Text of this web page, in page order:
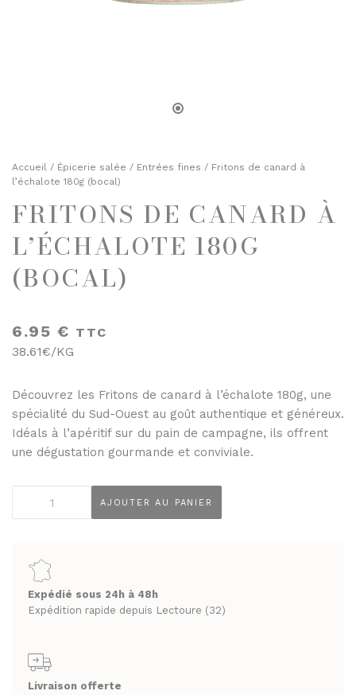
SELS, POIVRES ET ÉPICES
MOUTARDES
ÉPICERIE SUCRÉE
BISCUITS ET GÂTEAUX
CHOCOLATS ET SPÉCIALITÉS
CONFITURES
FRUITS AU SIROP OU ALCOOL
MIELS
PRUNEAUX
THÉS ET INFUSIONS
PANIERS GOURMANDS
PLUS DE 50€
FROMAGERIE
LA CAVE
CHOCOLATS ET SPÉCIALITÉS
DESSERTS
FRUITS AU SIROP OU ALCOOL
JUS ET SIROPS
PRUNEAUX
THÉS ET INFUSIONS
PANIERS GOURMANDS
ENTRE 20€ ET 50€
LA CAVE
APÉRITIFS
SPIRITUEUX & CHAMPAGNES
Accueil / Épicerie salée / Entrées fines / Fritons de canard à
l’échalote 180g (bocal)
FRITONS DE CANARD À
L’ÉCHALOTE 180G
(BOCAL)
6.95 € TTC
38.61€/KG
Découvrez les Fritons de canard à l’échalote 180g, une
spécialité du Sud-Ouest au goût authentique et généreux.
Idéals à l’apéritif sur du pain de campagne, ils offrent
une dégustation gourmande et conviviale.
canard
l'échalote
AJOUTER AU PANIER
Expédié sous 24h à 48h
Expédition rapide depuis Lectoure (32)
Livraison offerte